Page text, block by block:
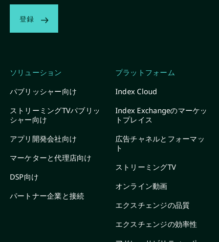
ソリューション
パブリッシャー向け
ストリーミングTVパブリッ
シャー向け
アプリ開発会社向け
マーケターと代理店向け
DSP向け
パートナー企業と接続
プラットフォーム
Index Cloud
Index Exchangeのマーケッ
トプレイス
広告チャネルとフォーマッ
ト
ストリーミングTV
オンライン動画
エクスチェンジの品質
エクスチェンジの効率性
登録